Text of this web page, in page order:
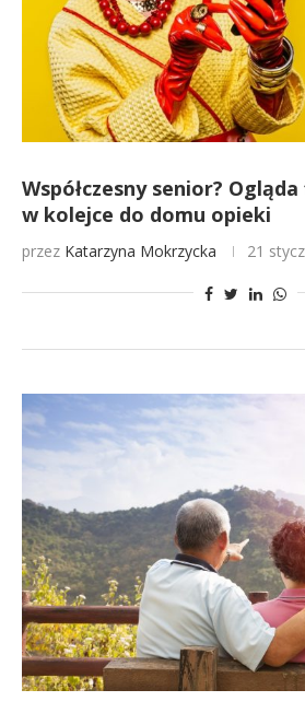
Współczesny senior?
w kolejce do domu opieki
przez Katarzyna Mokrzycka 21